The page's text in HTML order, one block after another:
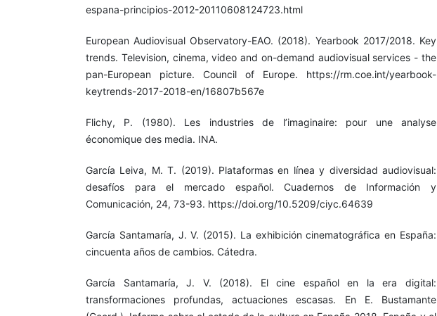
espana-principios-2012-20110608124723.html
European Audiovisual Observatory-EAO. (2018). Yearbook 2017/2018. Key
trends. Television, cinema, video and on-demand audiovisual services - the
pan-European picture. Council of Europe. https://rm.coe.int/yearbook-
keytrends-2017-2018-en/16807b567e
Flichy, P. (1980). Les industries de l’imaginaire: pour une analyse
économique des media. INA.
García Leiva, M. T. (2019). Plataformas en línea y diversidad audiovisual:
desafíos para el mercado español. Cuadernos de Información y
Comunicación, 24, 73-93. https://doi.org/10.5209/ciyc.64639
García Santamaría, J. V. (2015). La exhibición cinematográfica en España:
cincuenta años de cambios. Cátedra.
García Santamaría, J. V. (2018). El cine español en la era digital:
transformaciones profundas, actuaciones escasas. En E. Bustamante